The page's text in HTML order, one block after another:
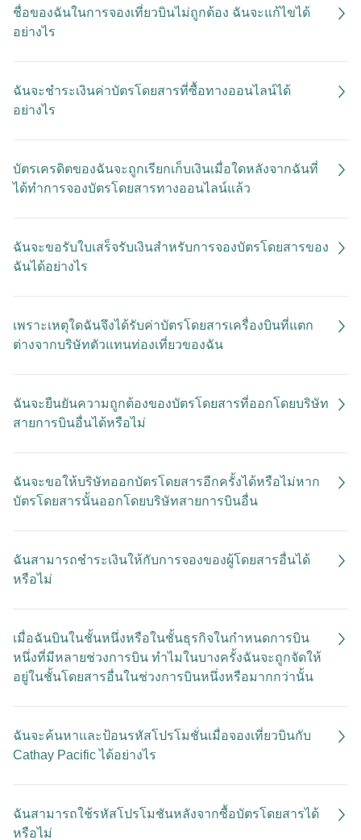
ชื่อของฉันในการจองเที่ยวบินไม่ถูกต้อง ฉันจะแก้ไขได้
อย่างไร
ฉันจะชำระเงินค่าบัตรโดยสารที่ซื้อทางออนไลน์ได้
อย่างไร
บัตรเครดิตของฉันจะถูกเรียกเก็บเงินเมื่อใดหลังจากฉันที่
ได้ทำการจองบัตรโดยสารทางออนไลน์แล้ว
ฉันจะขอรับใบเสร็จรับเงินสำหรับการจองบัตรโดยสารของ
ฉันได้อย่างไร
เพราะเหตุใดฉันจึงได้รับค่าบัตรโดยสารเครื่องบินที่แตก
ต่างจากบริษัทตัวแทนท่องเที่ยวของฉัน
ฉันจะยืนยันความถูกต้องของบัตรโดยสารที่ออกโดยบริษัท
สายการบินอื่นได้หรือไม่
ฉันจะขอให้บริษัทออกบัตรโดยสารอีกครั้งได้หรือไม่หาก
บัตรโดยสารนั้นออกโดยบริษัทสายการบินอื่น
ฉันสามารถชำระเงินให้กับการจองของผู้โดยสารอื่นได้
หรือไม่
เมื่อฉันบินในชั้นหนึ่งหรือในชั้นธุรกิจในกำหนดการบิน
หนึ่งที่มีหลายช่วงการบิน ทำไมในบางครั้งฉันจะถูกจัดให้
อยู่ในชั้นโดยสารอื่นในช่วงการบินหนึ่งหรือมากกว่านั้น
ฉันจะค้นหาและป้อนรหัสโปรโมชั่นเมื่อจองเที่ยวบินกับ
Cathay Pacific ได้อย่างไร
ฉันสามารถใช้รหัสโปรโมชันหลังจากซื้อบัตรโดยสารได้
หรือไม่